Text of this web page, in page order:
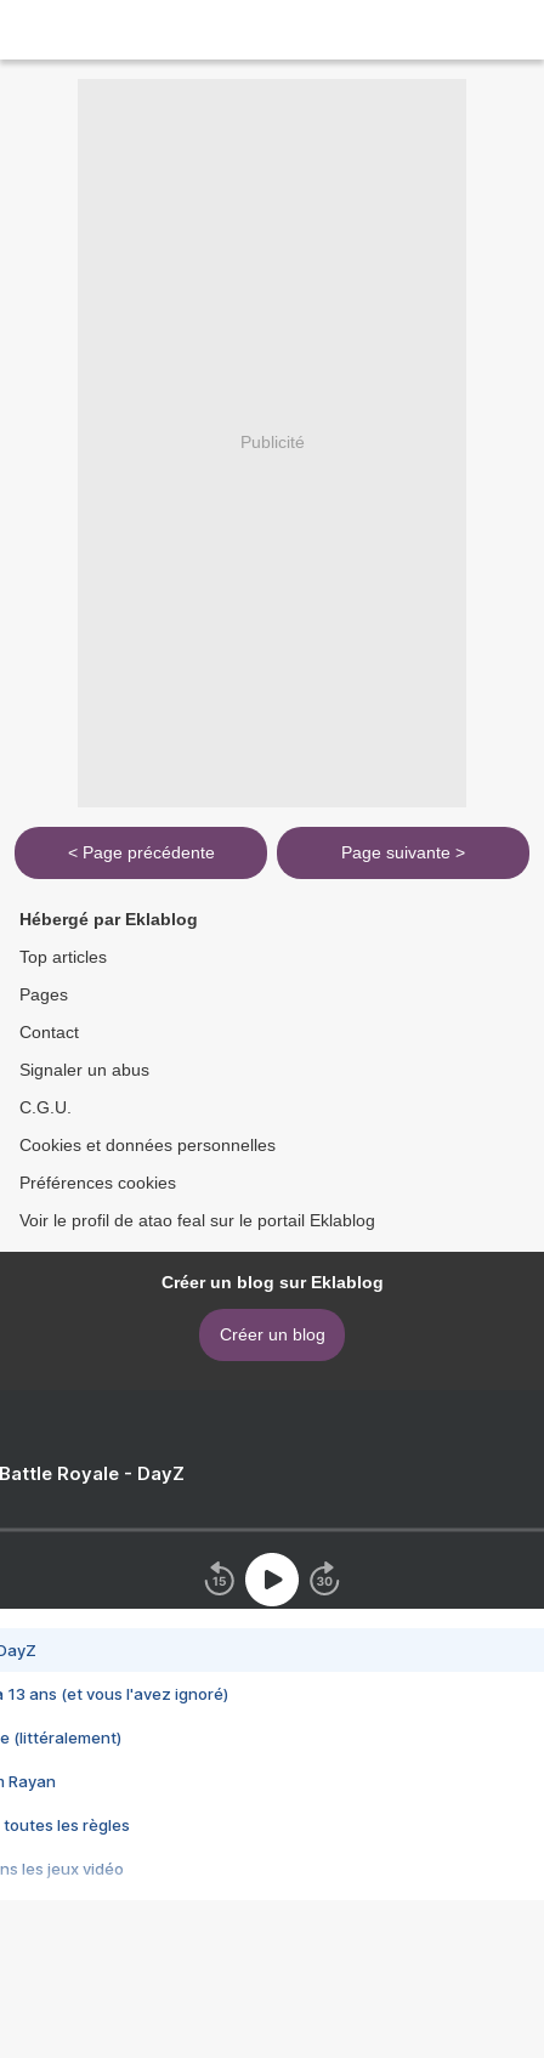
Publicité
< Page précédente Page suivante >
Hébergé par Eklablog
Top articles
Pages
Contact
Signaler un abus
C.G.U.
Cookies et données personnelles
Préférences cookies
Voir le profil de atao feal sur le portail Eklablog
Créer un blog sur Eklablog
Créer un blog
Royale - DayZ
13 ans (et vous l'avez ignoré)
(littéralement)
Rayan
toutes les règles
les jeux vidéo